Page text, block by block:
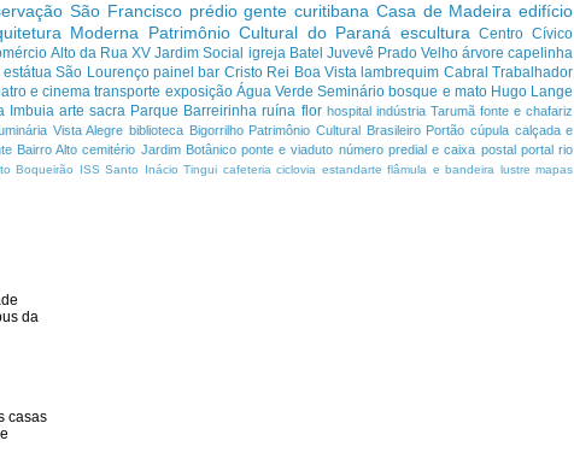
São Francisco prédio gente curitibana Casa de Madeira edifício
Moderna Patrimônio Cultural do Paraná escultura Centro Cívico
Alto da Rua XV Jardim Social igreja Batel Juvevê Prado Velho árvore capelinha
estátua São Lourenço painel bar Cristo Rei Boa Vista lambrequim Cabral Trabalhador
e cinema transporte exposição Água Verde Seminário bosque e mato Hugo Lange
Imbuia arte sacra Parque Barreirinha ruína flor hospital indústria Tarumã fonte e chafariz
Vista Alegre biblioteca Bigorrilho Patrimônio Cultural Brasileiro Portão cúpula calçada e
Bairro Alto cemitério Jardim Botânico ponte e viaduto número predial e caixa postal portal rio
Boqueirão ISS Santo Inácio Tingui cafeteria ciclovia estandarte flâmula e bandeira lustre mapas
da
casas